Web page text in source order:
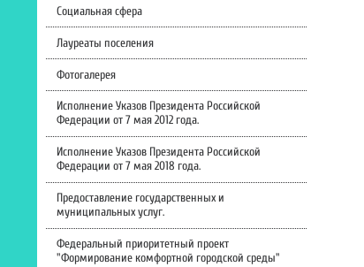
Социальная сфера
Лауреаты поселения
Фотогалерея
Исполнение Указов Президента Российской
Федерации от 7 мая 2012 года.
Исполнение Указов Президента Российской
Федерации от 7 мая 2018 года.
Предоставление государственных и
муниципальных услуг.
Федеральный приоритетный проект
"Формирование комфортной городской среды"